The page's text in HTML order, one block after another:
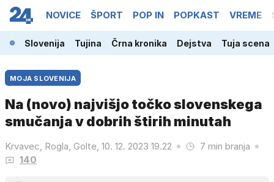
NOVICE ŠPORT POP IN POPKAST VREME
Slovenija Tujina Črna kronika Dejstva Tuja scena
MOJA SLOVENIJA
Na (novo) najvišjo točko slovenskega
smučanja v dobrih štirih minutah
Krvavec, Rogla, Golte, 10. 12. 2023 19.22
7 min branja
140